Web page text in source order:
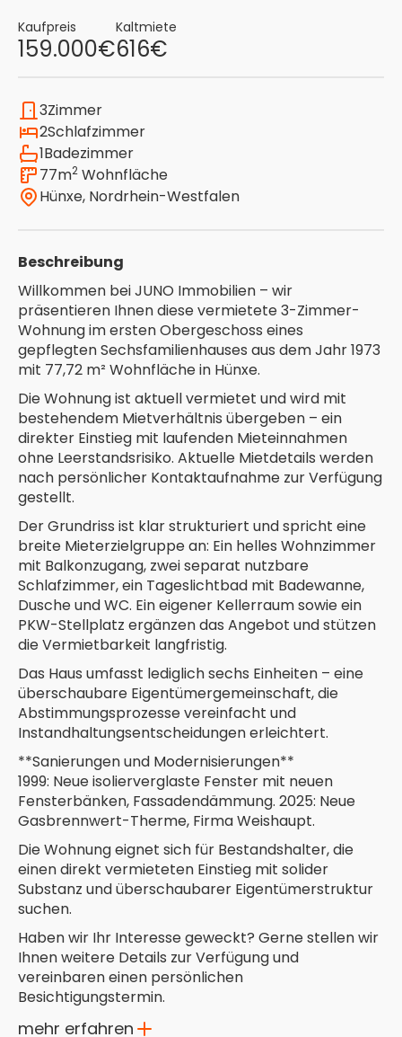
Kaufpreis
159.000€
Kaltmiete
616€
3Zimmer
2Schlafzimmer
1Badezimmer
77m2 Wohnfläche
Hünxe, Nordrhein-Westfalen
Beschreibung
Willkommen bei JUNO Immobilien – wir
präsentieren Ihnen diese vermietete 3-Zimmer-
Wohnung im ersten Obergeschoss eines
gepflegten Sechsfamilienhauses aus dem Jahr 1973
mit 77,72 m² Wohnfläche in Hünxe.
Die Wohnung ist aktuell vermietet und wird mit
bestehendem Mietverhältnis übergeben – ein
direkter Einstieg mit laufenden Mieteinnahmen
ohne Leerstandsrisiko. Aktuelle Mietdetails werden
nach persönlicher Kontaktaufnahme zur Verfügung
gestellt.
Der Grundriss ist klar strukturiert und spricht eine
breite Mieterzielgruppe an: Ein helles Wohnzimmer
mit Balkonzugang, zwei separat nutzbare
Schlafzimmer, ein Tageslichtbad mit Badewanne,
Dusche und WC. Ein eigener Kellerraum sowie ein
PKW-Stellplatz ergänzen das Angebot und stützen
die Vermietbarkeit langfristig.
Das Haus umfasst lediglich sechs Einheiten – eine
überschaubare Eigentümergemeinschaft, die
Abstimmungsprozesse vereinfacht und
Instandhaltungsentscheidungen erleichtert.
**Sanierungen und Modernisierungen**
1999: Neue isolierverglaste Fenster mit neuen
Fensterbänken, Fassadendämmung. 2025: Neue
Gasbrennwert-Therme, Firma Weishaupt.
Die Wohnung eignet sich für Bestandshalter, die
einen direkt vermieteten Einstieg mit solider
Substanz und überschaubarer Eigentümerstruktur
suchen.
Haben wir Ihr Interesse geweckt? Gerne stellen wir
Ihnen weitere Details zur Verfügung und
vereinbaren einen persönlichen
Besichtigungstermin.
mehr erfahren